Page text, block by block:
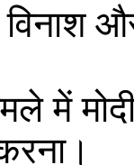
विनाश
में